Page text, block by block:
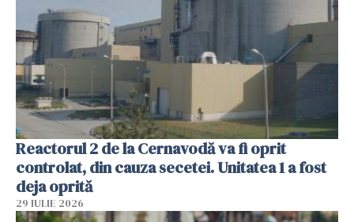
Reactorul 2 de la Cernavodă va fi oprit
controlat, din cauza secetei. Unitatea 1 a fost
deja oprită
29 IULIE 2026